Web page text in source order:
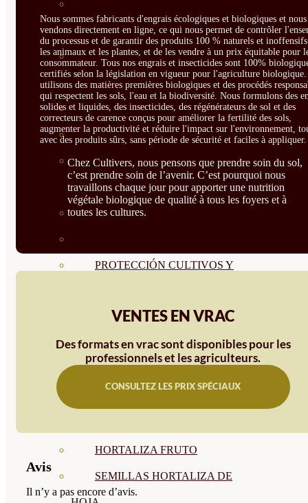
DECORATIVAS
CORRECTORES DE
CARENCIAS
ENRAIZANTES
MADURACIÓN Y ENGORDE
REGENERADORES DEL
SUELO
ÁCIDOS HÚMICOS
PROTECCIÓN CULTIVOS Y
PLANTAS INTERIOR
GROWPUNCH
SEMILLAS
HORTALIZA FRUTO
SEMILLAS HORTALIZA DE
Nous sommes fabricants d'engrais écologiques et biologiques et nous
vendons directement en ligne, ce qui nous permet de contrôler
du processus et de garantir des produits 100 % naturels et
les animaux et les plantes, et de les vendre à un prix équitable pour
consommateur. Tous nos engrais et insecticides sont 100%
certifiés selon la législation en vigueur pour l'agriculture biologique.
utilisons des matières premières biologiques et des procédés
qui respectent les sols, l'eau et la biodiversité. Nous formulons des
solides et liquides, des insecticides, des régénérateurs de sol et des
correcteurs de carence conçus pour améliorer la fertilité des sols,
augmenter la productivité et réduire l'impact sur l'environnement,
avec des produits sûrs, sans période de sécurité et faciles à appliquer.
Chez Cultivers, nous pensons que prendre soin du sol,
c’est prendre soin de l’avenir. C’est pourquoi nous
travaillons chaque jour pour apporter une nutrition
végétale biologique de qualité à tous les foyers et à
toutes les cultures.
VENTES EN VRAC
Des formats en vrac sont disponibles pour les
professionnels et les agriculteurs.
CONSULTEZ LES PRIX SPÉCIAUX
Avis
Il n’y a pas encore d’avis.